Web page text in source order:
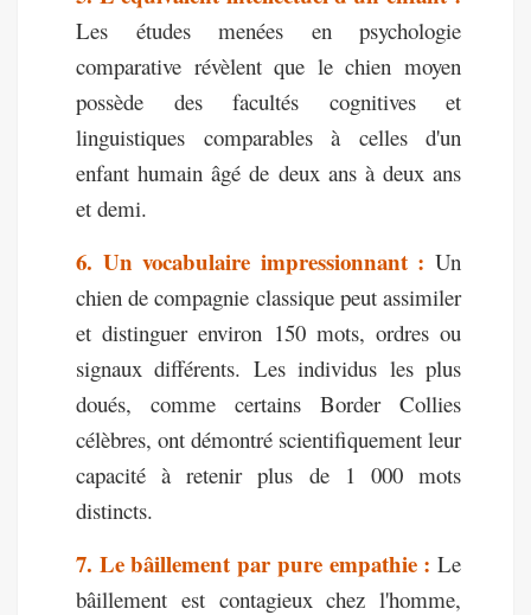
Les études menées en psychologie
comparative révèlent que le chien moyen
possède des facultés cognitives et
linguistiques comparables à celles d'un
enfant humain âgé de deux ans à deux ans
et demi.
6. Un vocabulaire impressionnant : Un
chien de compagnie classique peut assimiler
et distinguer environ 150 mots, ordres ou
signaux différents. Les individus les plus
doués, comme certains Border Collies
célèbres, ont démontré scientifiquement leur
capacité à retenir plus de 1 000 mots
distincts.
7. Le bâillement par pure empathie : Le
bâillement est contagieux chez l'homme,